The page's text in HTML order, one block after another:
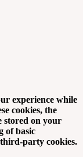
experience while
cookies, the
stored on your
of basic
party cookies.